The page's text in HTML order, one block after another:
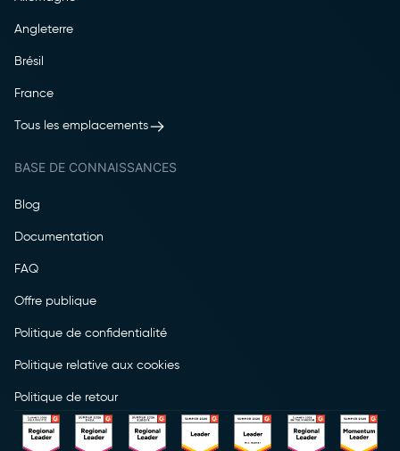
Angleterre
Brésil
France
Tous les emplacements
BASE DE CONNAISSANCES
Blog
Documentation
FAQ
Offre publique
Politique de confidentialité
Politique relative aux cookies
Politique de retour